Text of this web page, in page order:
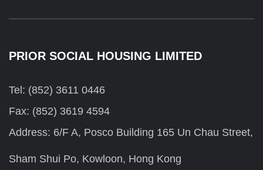
PRIOR SOCIAL HOUSING LIMITED
Tel: (852) 3611 0446
Fax: (852) 3619 4594
Address: 6/F A, Posco Building 165 Un Chau Street,
Sham Shui Po, Kowloon, Hong Kong